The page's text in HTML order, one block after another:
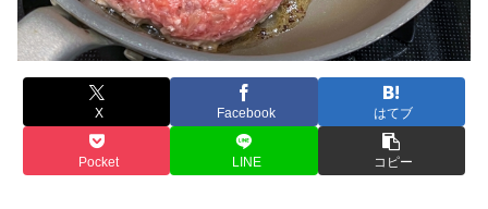
X Facebook はてブ
Pocket LINE コピー